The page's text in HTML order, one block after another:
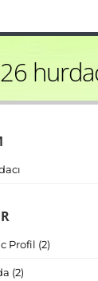
Profil (2)
(2)